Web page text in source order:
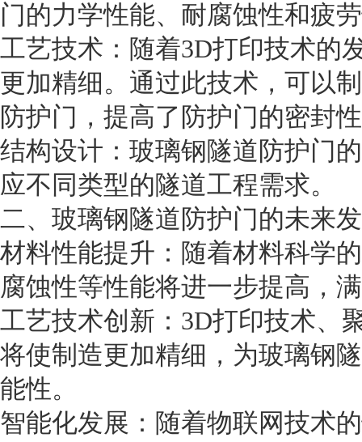
门的力学性能、耐腐蚀性和疲
工艺技术：随着3D打印技术的
更加精细。通过此技术，可以
防护门，提高了防护门的密封
结构设计：玻璃钢隧道防护门
应不同类型的隧道工程需求。
二、玻璃钢隧道防护门的未来
材料性能提升：随着材料科学
腐蚀性等性能将进一步提高，
工艺技术创新：3D打印技术、
将使制造更加精细，为玻璃钢
能性。
智能化发展：随着物联网技术